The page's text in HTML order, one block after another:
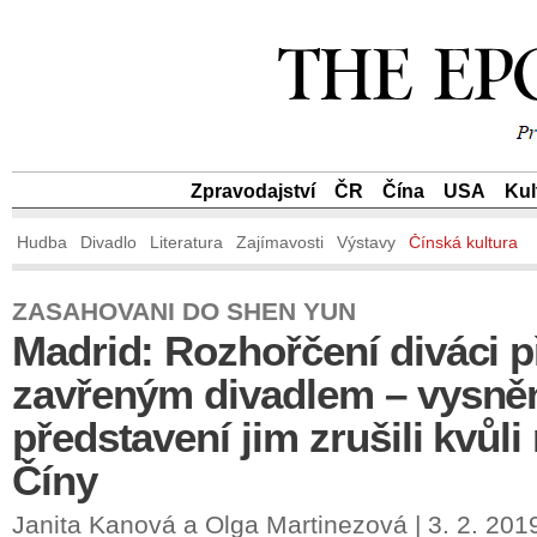
Zpravodajství ČR Čína USA
Hudba Divadlo Literatura Zajímavosti Výstavy Čínská kultura
ZASAHOVANI DO SHEN YUN
Madrid: Rozhořčení diváci
zavřeným divadlem –
představení jim zrušili kvůli
Číny
Janita Kanová a Olga Martinezová | 3. 2.